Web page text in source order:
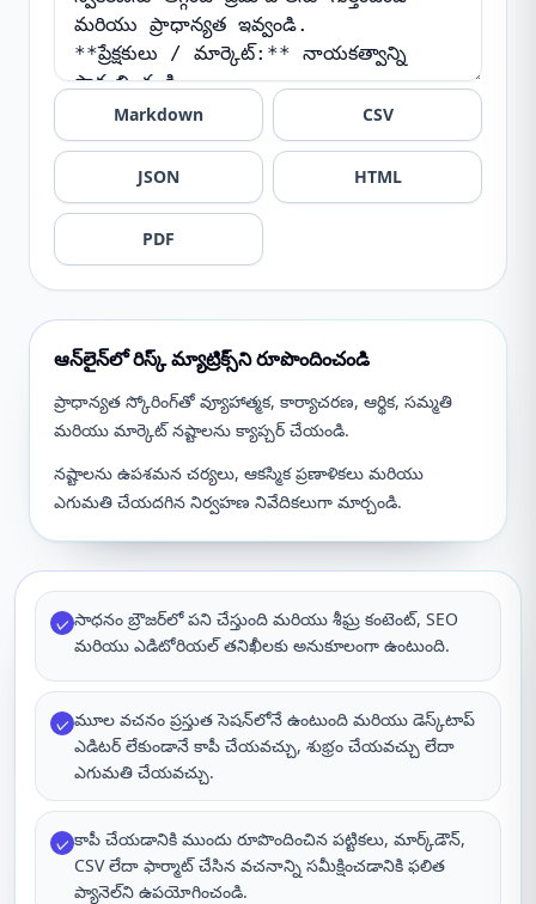
Markdown CSV
JSON HTML
PDF
ఆన్‌లైన్‌లో రిస్క్ మ్యాట్రిక్స్‌ని రూపొందించండి
ప్రాధాన్యత స్కోరింగ్‌తో వ్యూహాత్మక, కార్యాచరణ, ఆర్థిక, సమ్మతి
మరియు మార్కెట్ నష్టాలను క్యాప్చర్ చేయండి.
నష్టాలను ఉపశమన చర్యలు, ఆకస్మిక ప్రణాళికలు మరియు
ఎగుమతి చేయదగిన నిర్వహణ నివేదికలుగా మార్చండి.
✓ సాధనం బ్రౌజర్‌లో పని చేస్తుంది మరియు శీఘ్ర కంటెంట్, SEO
మరియు ఎడిటోరియల్ తనిఖీలకు అనుకూలంగా ఉంటుంది.
✓ మూల వచనం ప్రస్తుత సెషన్‌లోనే ఉంటుంది మరియు డెస్క్‌టాప్
ఎడిటర్ లేకుండానే కాపీ చేయవచ్చు, శుభ్రం చేయవచ్చు లేదా
ఎగుమతి చేయవచ్చు.
✓ కాపీ చేయడానికి ముందు రూపొందించిన పట్టికలు, మార్క్‌డౌన్,
CSV లేదా ఫార్మాట్ చేసిన వచనాన్ని సమీక్షించడానికి ఫలిత
ప్యానెల్‌ని ఉపయోగించండి.